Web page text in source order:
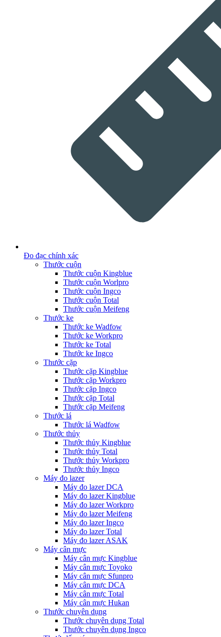
Đo đạc chính xác
Thước cuộn
Thước cuộn Kingblue
Thước cuộn Worlpro
Thước cuộn Ingco
Thước cuộn Total
Thước cuộn Meifeng
Thước ke
Thước ke Wadfow
Thước ke Workpro
Thước ke Total
Thước ke Ingco
Thước cặp
Thước cặp Kingblue
Thước cặp Workpro
Thước cặp Ingco
Thước cặp Total
Thước cặp Meifeng
Thước lá
Thước lá Wadfow
Thước thủy
Thước thủy Kingblue
Thước thủy Total
Thước thủy Workpro
Thước thủy Ingco
Máy đo lazer
Máy đo lazer DCA
Máy đo lazer Kingblue
Máy đo lazer Workpro
Máy đo lazer Meifeng
Máy đo lazer Ingco
Máy đo lazer Total
Máy đo lazer ASAK
Máy cân mực
Máy cân mực Kingblue
Máy cân mực Toyoko
Máy cân mực Sfunpro
Máy cân mực DCA
Máy cân mực Total
Máy cân mực Hukan
Thước chuyên dụng
Thước chuyên dụng Total
Thước chuyên dụng Ingco